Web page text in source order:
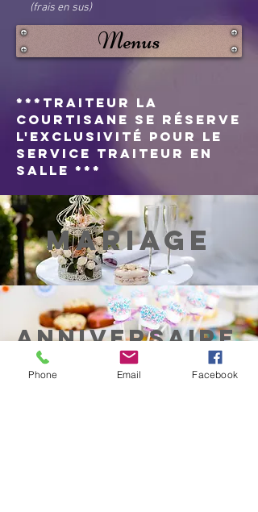
(frais en sus)
Menus
***Traiteur La
Courtisane se réserve
l'exclusivité pour le
service traiteur en
salle ***
MARIAGE
ANNIVERSAIRE
Phone Email Facebook